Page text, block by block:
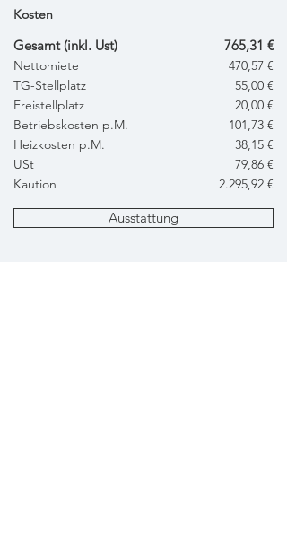
Kosten
Gesamt (inkl. Ust)
Nettomiete
TG-Stellplatz
Freistellplatz
Betriebskosten p.M.
Heizkosten p.M.
USt
Kaution
765,31 €
470,57 €
55,00 €
20,00 €
101,73 €
38,15 €
79,86 €
2.295,92 €
Ausstattung